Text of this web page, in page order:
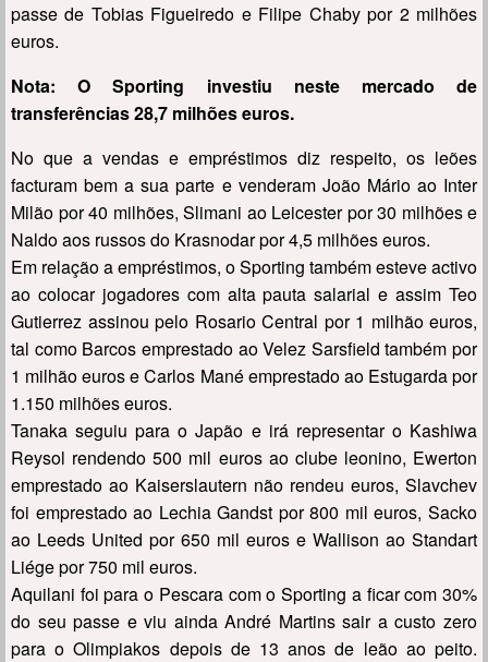
passe de Tobias Figueiredo e Filipe Chaby por 2 milhões
euros.
Nota: O Sporting investiu neste mercado de
transferências 28,7 milhões euros.
No que a vendas e empréstimos diz respeito, os leões
facturam bem a sua parte e venderam João Mário ao Inter
Milão por 40 milhões, Slimani ao Leicester por 30 milhões e
Naldo aos russos do Krasnodar por 4,5 milhões euros.
Em relação a empréstimos, o Sporting também esteve activo
ao colocar jogadores com alta pauta salarial e assim Teo
Gutierrez assinou pelo Rosario Central por 1 milhão euros,
tal como Barcos emprestado ao Velez Sarsfield também por
1 milhão euros e Carlos Mané emprestado ao Estugarda por
1.150 milhões euros.
Tanaka seguiu para o Japão e irá representar o Kashiwa
Reysol rendendo 500 mil euros ao clube leonino, Ewerton
emprestado ao Kaiserslautern não rendeu euros, Slavchev
foi emprestado ao Lechia Gandst por 800 mil euros, Sacko
ao Leeds United por 650 mil euros e Wallison ao Standart
Liége por 750 mil euros.
Aquilani foi para o Pescara com o Sporting a ficar com 30%
do seu passe e viu ainda André Martins sair a custo zero
para o Olimpiakos depois de 13 anos de leão ao peito.